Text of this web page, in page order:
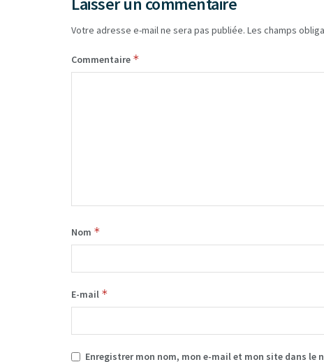
Votre adresse e-mail ne sera pas publiée. Les champs
Commentaire *
Nom *
E-mail *
Enregistrer mon nom, mon e-mail et mon site dans